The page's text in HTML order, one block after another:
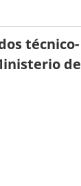
técnico-
de